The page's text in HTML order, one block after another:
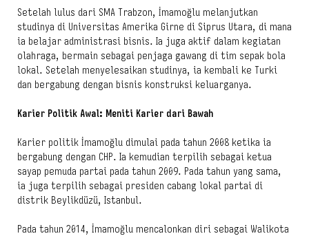
Setelah lulus dari SMA Trabzon, İmamoğlu melanjutkan
studinya di Universitas Amerika Girne di Siprus Utara, di mana
ia belajar administrasi bisnis. Ia juga aktif dalam kegiatan
olahraga, bermain sebagai penjaga gawang di tim sepak bola
lokal. Setelah menyelesaikan studinya, ia kembali ke Turki
dan bergabung dengan bisnis konstruksi keluarganya.
Karier Politik Awal: Meniti Karier dari Bawah
Karier politik İmamoğlu dimulai pada tahun 2008 ketika ia
bergabung dengan CHP. Ia kemudian terpilih sebagai ketua
sayap pemuda partai pada tahun 2009. Pada tahun yang sama,
ia juga terpilih sebagai presiden cabang lokal partai di
distrik Beylikdüzü, Istanbul.
Pada tahun 2014, İmamoğlu mencalonkan diri sebagai Walikota